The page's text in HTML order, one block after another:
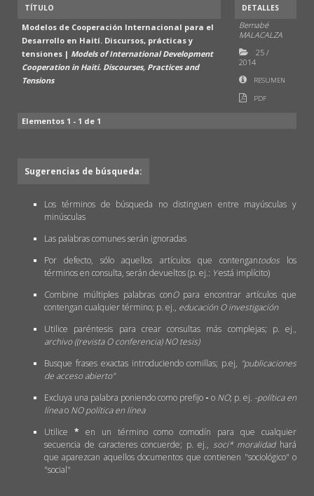
TÍTULO DETALLES
Modelos de Cooperación Internacional para el
Desarrollo en Haití. Discursos, prácticas y
tensiones | Models of International Development
Cooperation in Haiti. Discourses, Practices and
Tensions
Bernabé
MALACALZA
25 /
2014
RESUMEN
PDF
Elementos 1 - 1 de 1
Sugerencias de búsqueda:
Los términos de búsqueda no distinguen entre mayúsculas y
minúsculas
Las palabras comunes serán ignoradas
Por defecto, sólo aquellos artículos que contengantodoslos
términos en consulta, serán devueltos (p. ej.: Yestá implícito)
Combine múltiples palabras conOpara encontrar artículos que
contengan cualquier término; p. ej., educación O investigación
Utilice paréntesis para crear consultas más complejas; p. ej.,
archivo ((revista O conferencia) NO tesis)
Busque frases exactas introduciendo comillas; p.ej, "publicaciones
de acceso abierto"
Excluya una palabra poniendo como prefijo - o NO; p. ej. -política en
líneao NO política en línea
Utilice * en un término como comodín para que cualquier
secuencia de caracteres concuerde; p. ej., soci* moralidadhará
que aparezcan aquellos documentos que contienen "sociológico" o
"social"